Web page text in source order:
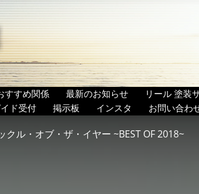
すすめ関係 最新のお知らせ リール 塗装
ド受付 掲示板 インスタ お問い合わ
クル・オブ・ザ・イヤー ~BEST OF 2018~